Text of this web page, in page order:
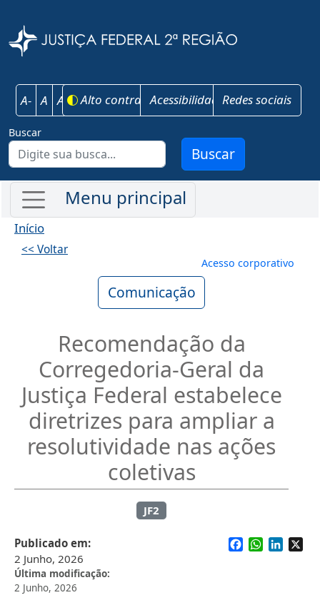
A- A A+ Alto contrasteAcessibilidadeRedes sociais
Buscar
Buscar
Início
<< Voltar
Menu de
Acesso corporativo
Comunicação
Recomendação da
Corregedoria-Geral da
Justiça Federal estabelece
diretrizes para ampliar a
resolutividade nas ações
coletivas
JF2
Publicado em
2 Junho, 2026
Última modificação
2 Junho, 2026
Facebook
WhatsApp